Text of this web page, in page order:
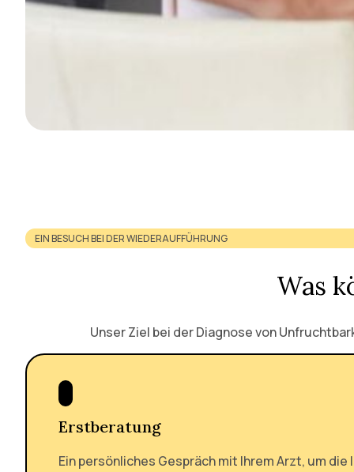
EIN BESUCH BEI DER WIEDERAUFFÜHRUNG
Was
Unser Ziel bei der Diagnose von
Erstberatung
Ein persönliches Gespräch mit Ihrem Arzt, um